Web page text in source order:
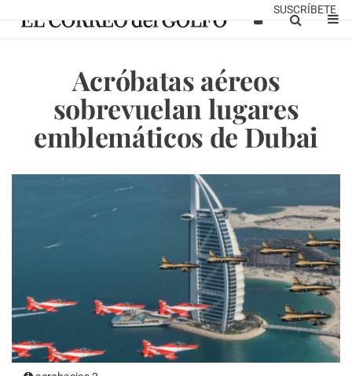
SUSCRÍBETE
Acróbatas aéreos
sobrevuelan lugares
emblemáticos de Dubai